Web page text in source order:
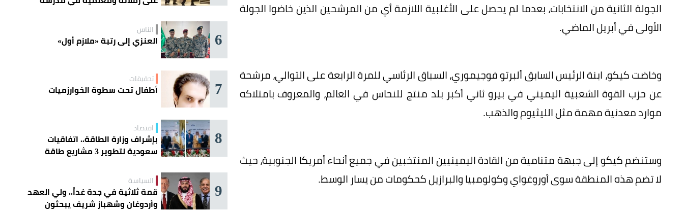
الجولة الثانية من الانتخابات، بعدما لم يحصل على الأغلبية اللازمة أي من المرشحين الذين خاضوا الجولة
الأولى في أبريل الماضي.
وخاضت كيكو، ابنة الرئيس السابق ألبرتو فوجيموري، السباق الرئاسي للمرة الرابعة على التوالي، مرشحة
عن حزب القوة الشعبية اليميني في بيرو ثاني أكبر بلد منتج للنحاس في العالم، والمعروف بامتلاكه
موارد معدنية مهمة مثل الليثيوم والذهب.
وستنضم كيكو إلى جبهة متنامية من القادة اليمينيين المنتخبين في جميع أنحاء أمريكا الجنوبية، حيث
لا تضم هذه المنطقة سوى أوروغواي وكولومبيا والبرازيل كحكومات من يسار الوسط.
6 الناس
العنزي إلى رتبة «ملازم أول»
7 تحقيقات
أطفال تحت سطوة الخوارزميات
8 اقتصاد
بإشراف وزارة الطاقة.. اتفاقيات
سعودية لتطوير 3 مشاريع طاقة
9 السياسة
قمة ثلاثية في جدة غداً.. ولي العهد
وأردوغان وشهباز شريف يبحثون